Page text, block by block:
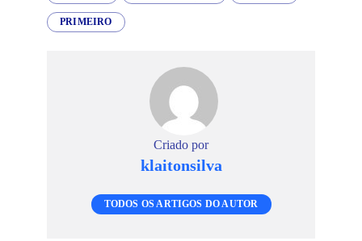
PRIMEIRO
Criado por
klaitonsilva
TODOS OS ARTIGOS DO AUTOR